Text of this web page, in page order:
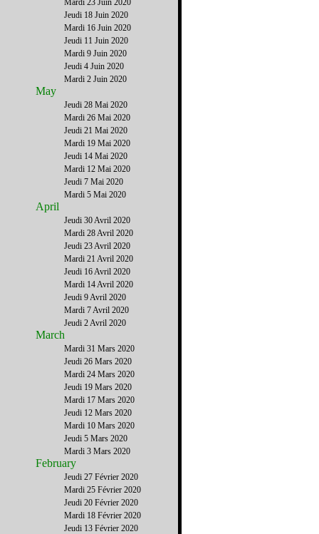
Mardi 23 Juin 2020
Jeudi 18 Juin 2020
Mardi 16 Juin 2020
Jeudi 11 Juin 2020
Mardi 9 Juin 2020
Jeudi 4 Juin 2020
Mardi 2 Juin 2020
May
Jeudi 28 Mai 2020
Mardi 26 Mai 2020
Jeudi 21 Mai 2020
Mardi 19 Mai 2020
Jeudi 14 Mai 2020
Mardi 12 Mai 2020
Jeudi 7 Mai 2020
Mardi 5 Mai 2020
April
Jeudi 30 Avril 2020
Mardi 28 Avril 2020
Jeudi 23 Avril 2020
Mardi 21 Avril 2020
Jeudi 16 Avril 2020
Mardi 14 Avril 2020
Jeudi 9 Avril 2020
Mardi 7 Avril 2020
Jeudi 2 Avril 2020
March
Mardi 31 Mars 2020
Jeudi 26 Mars 2020
Mardi 24 Mars 2020
Jeudi 19 Mars 2020
Mardi 17 Mars 2020
Jeudi 12 Mars 2020
Mardi 10 Mars 2020
Jeudi 5 Mars 2020
Mardi 3 Mars 2020
February
Jeudi 27 Février 2020
Mardi 25 Février 2020
Jeudi 20 Février 2020
Mardi 18 Février 2020
Jeudi 13 Février 2020